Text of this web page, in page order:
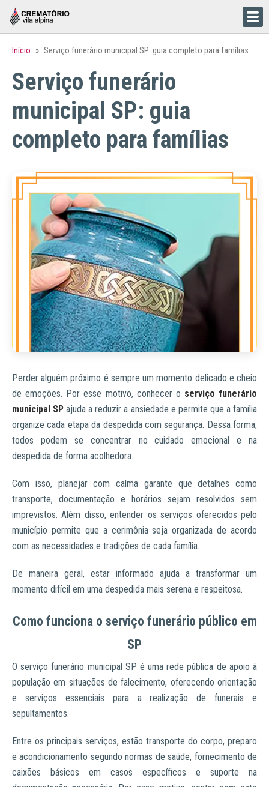
Início » Serviço funerário municipal SP: guia completo para famílias
Serviço funerário
municipal SP: guia
completo para famílias
Perder alguém próximo é sempre um momento delicado e cheio
de emoções. Por esse motivo, conhecer o serviço funerário
municipal SP ajuda a reduzir a ansiedade e permite que a família
organize cada etapa da despedida com segurança. Dessa forma,
todos podem se concentrar no cuidado emocional e na
despedida de forma acolhedora.
Com isso, planejar com calma garante que detalhes como
transporte, documentação e horários sejam resolvidos sem
imprevistos. Além disso, entender os serviços oferecidos pelo
município permite que a cerimônia seja organizada de acordo
com as necessidades e tradições de cada família.
De maneira geral, estar informado ajuda a transformar um
momento difícil em uma despedida mais serena e respeitosa.
Como funciona o serviço funerário público em
SP
O serviço funerário municipal SP é uma rede pública de apoio à
população em situações de falecimento, oferecendo orientação
e serviços essenciais para a realização de funerais e
sepultamentos.
Entre os principais serviços, estão transporte do corpo, preparo
e acondicionamento segundo normas de saúde, fornecimento de
caixões básicos em casos específicos e suporte na